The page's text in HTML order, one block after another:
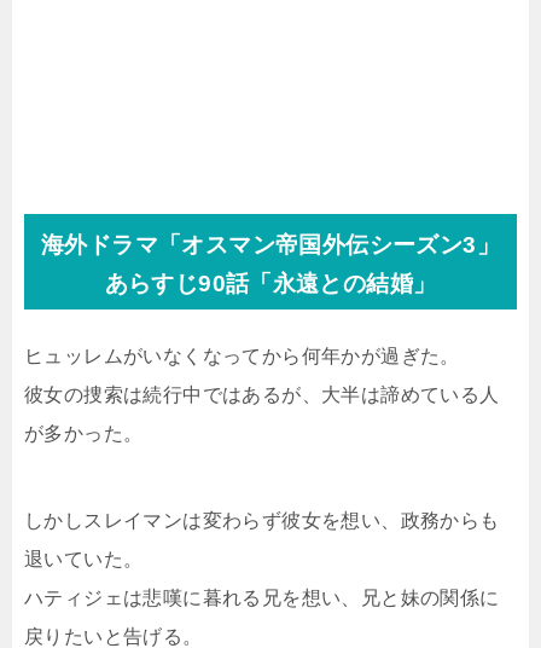
海外ドラマ「オスマン帝国外伝シーズン3」
あらすじ90話「永遠との結婚」
ヒュッレムがいなくなってから何年かが過ぎた。
彼女の捜索は続行中ではあるが、大半は諦めている人
が多かった。
しかしスレイマンは変わらず彼女を想い、政務からも
退いていた。
ハティジェは悲嘆に暮れる兄を想い、兄と妹の関係に
戻りたいと告げる。